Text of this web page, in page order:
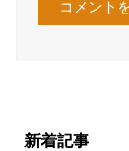
新着記事